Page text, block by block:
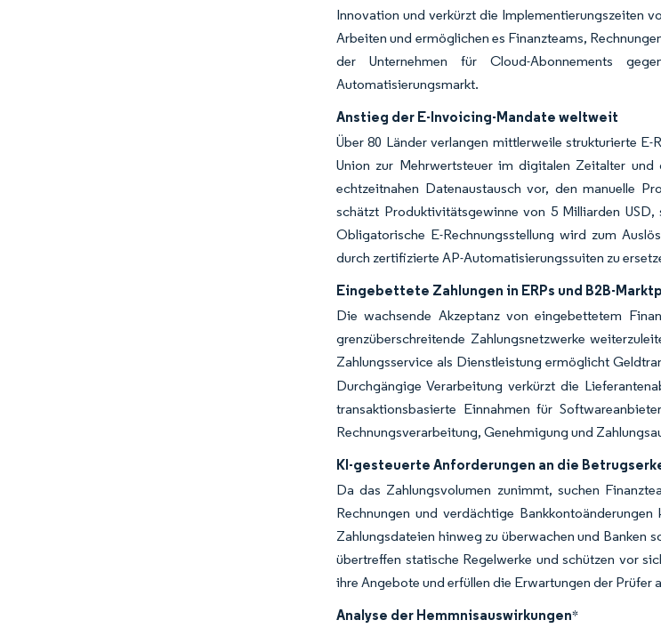
Innovation und verkürzt die Implementierungszeiten
Arbeiten und ermöglichen es Finanzteams,
der Unternehmen für Cloud-Abonnements
Automatisierungsmarkt.
Anstieg der E-Invoicing-Mandate weltweit
Über 80 Länder verlangen mittlerweile strukturierte
Union zur Mehrwertsteuer im digitalen Zeitalter und
echtzeitnahen Datenaustausch vor, den manuelle
schätzt Produktivitätsgewinne von 5 Milliarden
Obligatorische E-Rechnungsstellung wird zum
durch zertifizierte AP-Automatisierungssuiten zu
Eingebettete Zahlungen in ERPs und B2B-
Die wachsende Akzeptanz von eingebettetem
grenzüberschreitende Zahlungsnetzwerke
Zahlungsservice als Dienstleistung ermöglicht
Durchgängige Verarbeitung verkürzt die
transaktionsbasierte Einnahmen für
Rechnungsverarbeitung, Genehmigung und
KI-gesteuerte Anforderungen an die
Da das Zahlungsvolumen zunimmt, suchen
Rechnungen und verdächtige
Zahlungsdateien hinweg zu überwachen und Banken
übertreffen statische Regelwerke und schützen vor
ihre Angebote und erfüllen die Erwartungen der Prüfer
Analyse der Hemmnisauswirkungen*